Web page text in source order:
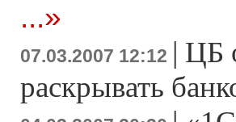
...»
07.03.2007 12:12 | ЦБ
раскрывать